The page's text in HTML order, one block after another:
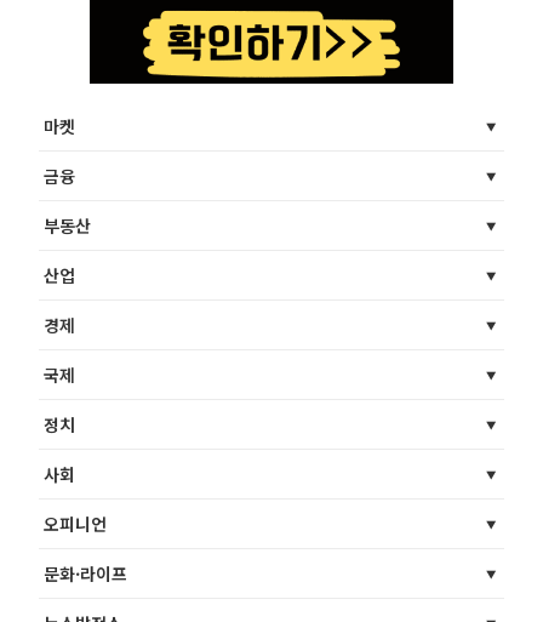
마켓
금융
부동산
산업
경제
국제
정치
사회
오피니언
문화·라이프